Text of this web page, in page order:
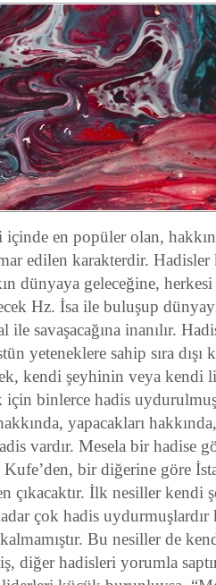
içinde en popüler olan,
edilen karakterdir.
dünyaya geleceğine,
Hz. İsa ile buluşup
ile savaşacağına inanılır.
yeteneklere sahip sıra
kendi şeyhinin veya kendi
için binlerce hadis
yapacakları
vardır. Mesela bir hadise
bir diğerine göre
çıkacaktır. İlk nesiller kendi
çok hadis
Bu nesiller de
diğer hadisleri yorumla